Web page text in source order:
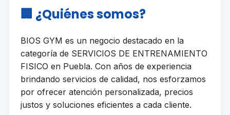
🏢 ¿Quiénes somos?
BIOS GYM es un negocio destacado en la
categoría de SERVICIOS DE ENTRENAMIENTO
FISICO en Puebla. Con años de experiencia
brindando servicios de calidad, nos esforzamos
por ofrecer atención personalizada, precios
justos y soluciones eficientes a cada cliente.